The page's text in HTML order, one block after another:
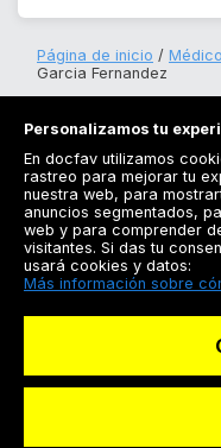
Página de inicio
Garcia Fernandez
Docfav
Personalizamos tu
En docfav utilizamos
rastreo para mejorar tu
nuestra web, para
anuncios segmentados,
web y para comprender
visitantes. Si das tu
usará cookies y datos:
Más información sobre